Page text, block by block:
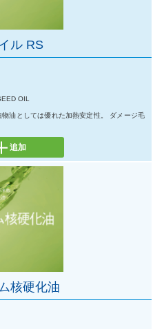
ル RS
OIL
油としては優れた加熱安定性。 ダメージ毛
追加
核硬化油